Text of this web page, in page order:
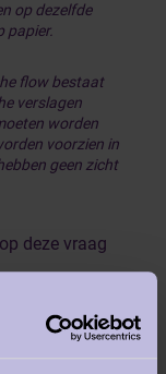
op dezelfde
papier.
flow bestaat
verslagen
worden
voorzien in
geen zicht
deze vraag
verslag door te
en